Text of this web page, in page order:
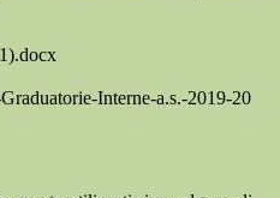
Interne-a.s.-2019-20